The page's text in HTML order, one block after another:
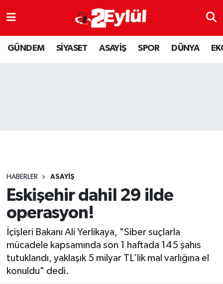
GÜNDEM SİYASET ASAYİŞ SPOR DÜNYA
HABERLER ASAYİŞ
Eskişehir dahil 29 ilde
operasyon!
İçişleri Bakanı Ali Yerlikaya, "Siber suçlarla
mücadele kapsamında son 1 haftada 145 şahıs
tutuklandı, yaklaşık 5 milyar TL’lik mal varlığına el
konuldu" dedi.
ASAYİŞ
DÜNYA
SPOR
YAŞAM
Nöbetçi Eczaneler
Hava Durumu
Son Dakika Haberleri
Haber Arşivi